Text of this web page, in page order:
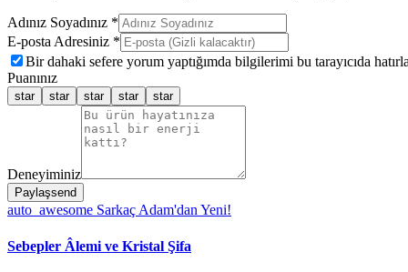
Adınız Soyadınız *
E-posta Adresiniz *
Bir dahaki sefere yorum yaptığımda bilgilerimi bu tarayıcıda
Puanınız
star star star star star
Deneyiminiz
Paylaşsend
auto_awesome Sarkaç Adam'dan Yeni!
Sebepler Âlemi ve Kristal Şifa